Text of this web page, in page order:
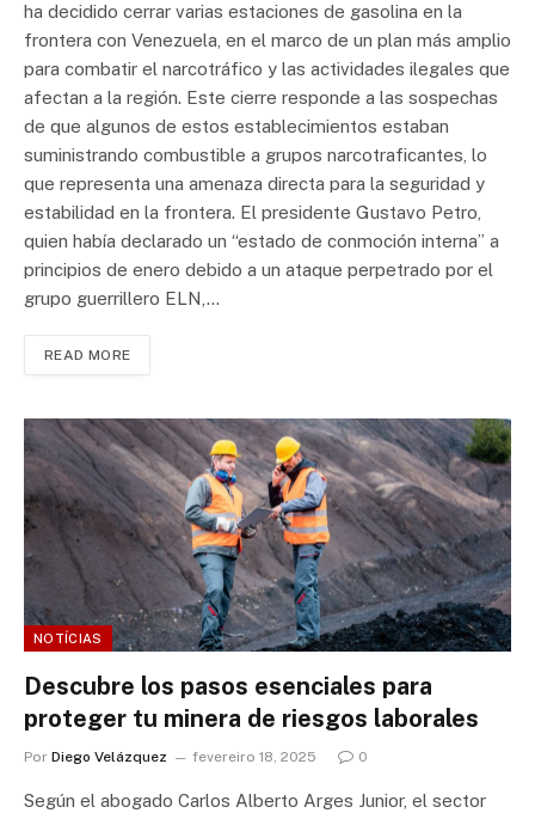
ha decidido cerrar varias estaciones de gasolina en la
frontera con Venezuela, en el marco de un plan más amplio
para combatir el narcotráfico y las actividades ilegales que
afectan a la región. Este cierre responde a las sospechas
de que algunos de estos establecimientos estaban
suministrando combustible a grupos narcotraficantes, lo
que representa una amenaza directa para la seguridad y
estabilidad en la frontera. El presidente Gustavo Petro,
quien había declarado un “estado de conmoción interna” a
principios de enero debido a un ataque perpetrado por el
grupo guerrillero ELN,…
READ MORE
NOTÍCIAS
Descubre los pasos esenciales para
proteger tu minera de riesgos laborales
Por Diego Velázquez fevereiro 18, 2025 0
Según el abogado Carlos Alberto Arges Junior, el sector